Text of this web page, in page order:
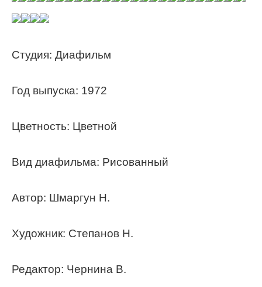
Студия: Диафильм
Год выпуска: 1972
Цветность: Цветной
Вид диафильма: Рисованный
Автор: Шмаргун Н.
Художник: Степанов Н.
Редактор: Чернина В.